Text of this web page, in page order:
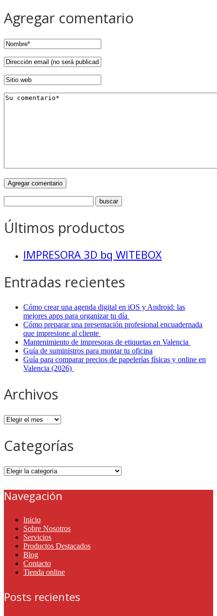
Agregar comentario
Últimos productos
IMPRESORA 3D bq WITEBOX
Entradas recientes
Cómo crear una agenda digital en iOS y Android: las
mejores apps para organizar tu día
Cómo preparar una presentación profesional encuadernada
que impresione al cliente
Mantenimiento de impresoras de etiquetas en Valencia
Guía de suministros para montar tu oficina
Guía para comparar precios de papelerías físicas y online en
Valencia (2026)
Archivos
Archivos
Categorías
Categorías
Navegación
Inicio
Sobre Nosotros
Servicios
Productos Destacados
Blog
Contacto
Tienda online
Posts recientes